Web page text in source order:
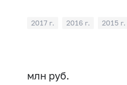
2017 г. 2016 г. 2015 г.
млн руб.